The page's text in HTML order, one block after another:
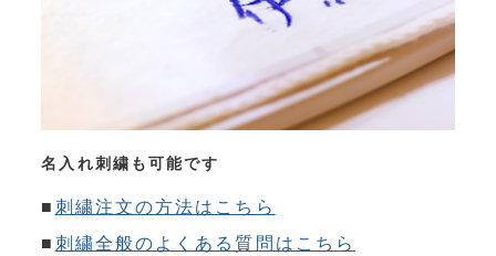
名入れ刺繍も可能です
■ 刺繍注文の方法はこちら
■ 刺繍全般のよくある質問はこちら